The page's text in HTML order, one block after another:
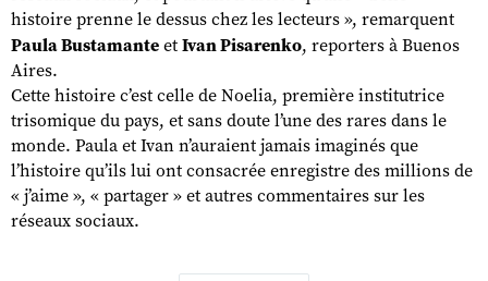
histoire prenne le dessus chez les lecteurs », remarquent
Paula Bustamante et Ivan Pisarenko, reporters à Buenos
Aires.
Cette histoire c’est celle de Noelia, première institutrice
trisomique du pays, et sans doute l’une des rares dans le
monde. Paula et Ivan n’auraient jamais imaginés que
l’histoire qu’ils lui ont consacrée enregistre des millions de
« j’aime », « partager » et autres commentaires sur les
réseaux sociaux.